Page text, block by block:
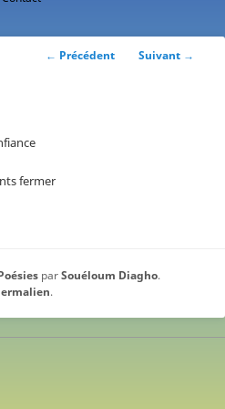
Navigation
← Précédent Suivant →
fermer
parSouéloum Diagho.
.